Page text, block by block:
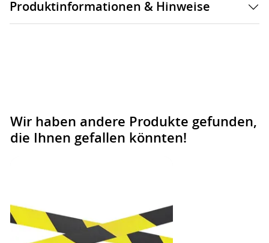
Produktinformationen & Hinweise
Wir haben andere Produkte gefunden,
die Ihnen gefallen könnten!